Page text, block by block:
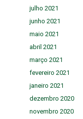
julho 2021
junho 2021
maio 2021
abril 2021
março 2021
fevereiro 2021
janeiro 2021
dezembro 2020
novembro 2020